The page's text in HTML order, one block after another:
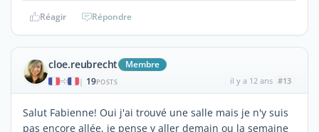
Réagir Répondre
cloe.reubrecht Membre
| 19POSTS il y a 12 ans #13
Salut Fabienne! Oui j'ai trouvé une salle mais je n'y suis
pas encore allée, je pense y aller demain ou la semaine